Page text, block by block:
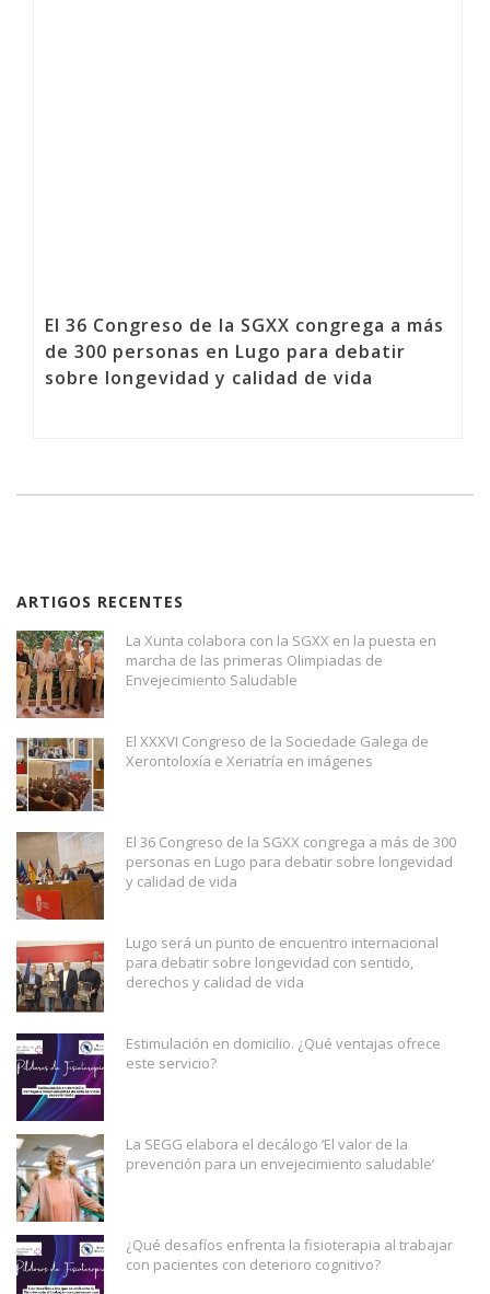
El 36 Congreso de la SGXX congrega a más
de 300 personas en Lugo para debatir
sobre longevidad y calidad de vida
ARTIGOS RECENTES
La Xunta colabora con la SGXX en la puesta en
marcha de las primeras Olimpiadas de
Envejecimiento Saludable
El XXXVI Congreso de la Sociedade Galega de
Xerontoloxía e Xeriatría en imágenes
El 36 Congreso de la SGXX congrega a más de 300
personas en Lugo para debatir sobre longevidad
y calidad de vida
Lugo será un punto de encuentro internacional
para debatir sobre longevidad con sentido,
derechos y calidad de vida
Estimulación en domicilio. ¿Qué ventajas ofrece
este servicio?
La SEGG elabora el decálogo ‘El valor de la
prevención para un envejecimiento saludable’
¿Qué desafíos enfrenta la fisioterapia al trabajar
con pacientes con deterioro cognitivo?